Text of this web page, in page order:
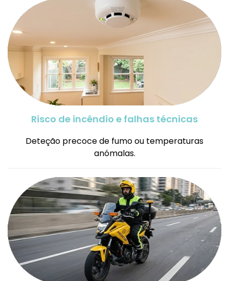
Risco de incêndio e falhas técnicas
Deteção precoce de fumo ou temperaturas
anómalas.